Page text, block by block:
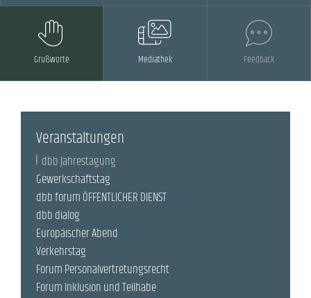
Grußworte Mediathek Feedback
Veranstaltungen
dbb Jahrestagung
Gewerkschaftstag
dbb forum ÖFFENTLICHER DIENST
dbb dialog
Europäischer Abend
Verkehrstag
Forum Personalvertretungsrecht
Forum Inklusion und Teilhabe